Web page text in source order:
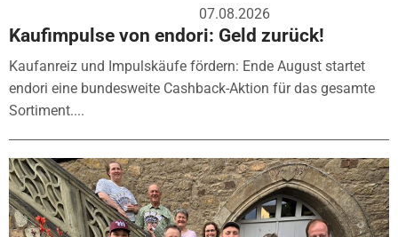
07.08.2026
Kaufimpulse von endori: Geld zurück!
Kaufanreiz und Impulskäufe fördern: Ende August startet
endori eine bundesweite Cashback-Aktion für das gesamte
Sortiment....